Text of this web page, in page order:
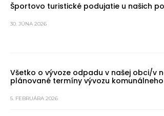
Športovo turistické podujatie u našich
30. JÚNA 2026
Všetko o vývoze odpadu v našej obci/v
plánované termíny vývozu
5. FEBRUÁRA 2026